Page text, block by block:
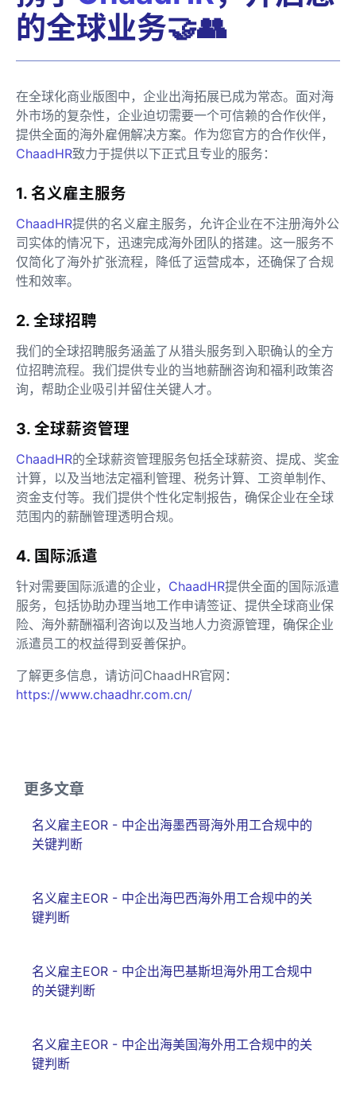
的全球业务🤝👥
在全球化商业版图中，企业出海拓展已成为常态。面对海
外市场的复杂性，企业迫切需要一个可信赖的合作伙伴，
提供全面的海外雇佣解决方案。作为您官方的合作伙伴，
ChaadHR致力于提供以下正式且专业的服务：
1. 名义雇主服务
ChaadHR提供的名义雇主服务，允许企业在不注册海外公
司实体的情况下，迅速完成海外团队的搭建。这一服务不
仅简化了海外扩张流程，降低了运营成本，还确保了合规
性和效率。
2. 全球招聘
我们的全球招聘服务涵盖了从猎头服务到入职确认的全方
位招聘流程。我们提供专业的当地薪酬咨询和福利政策咨
询，帮助企业吸引并留住关键人才。
3. 全球薪资管理
ChaadHR的全球薪资管理服务包括全球薪资、提成、奖金
计算，以及当地法定福利管理、税务计算、工资单制作、
资金支付等。我们提供个性化定制报告，确保企业在全球
范围内的薪酬管理透明合规。
4. 国际派遣
针对需要国际派遣的企业， ChaadHR提供全面的国际派遣
服务，包括协助办理当地工作申请签证、提供全球商业保
险、海外薪酬福利咨询以及当地人力资源管理，确保企业
派遣员工的权益得到妥善保护。
了解更多信息，请访问ChaadHR官网：
https://www.chaadhr.com.cn/
更多文章
名义雇主EOR - 中企出海墨西哥海外用工合规中的
关键判断
名义雇主EOR - 中企出海巴西海外用工合规中的关
键判断
名义雇主EOR - 中企出海巴基斯坦海外用工合规中
的关键判断
名义雇主EOR - 中企出海美国海外用工合规中的关
键判断